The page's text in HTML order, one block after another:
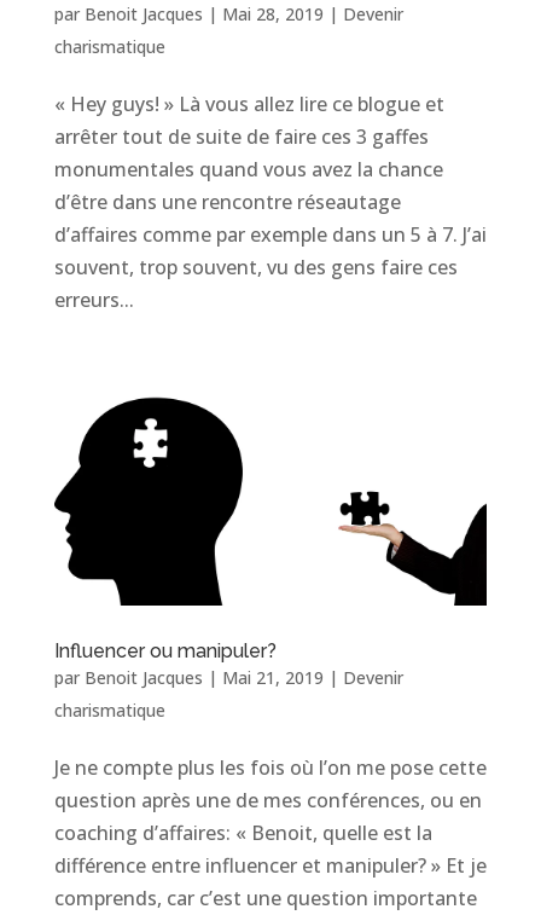
par Benoit Jacques | Mai 28, 2019 | Devenir
charismatique
« Hey guys! » Là vous allez lire ce blogue et
arrêter tout de suite de faire ces 3 gaffes
monumentales quand vous avez la chance
d’être dans une rencontre réseautage
d’affaires comme par exemple dans un 5 à 7. J’ai
souvent, trop souvent, vu des gens faire ces
erreurs...
Influencer ou manipuler?
par Benoit Jacques | Mai 21, 2019 | Devenir
charismatique
Je ne compte plus les fois où l’on me pose cette
question après une de mes conférences, ou en
coaching d’affaires: « Benoit, quelle est la
différence entre influencer et manipuler? » Et je
comprends, car c’est une question importante